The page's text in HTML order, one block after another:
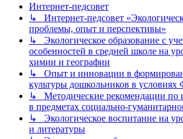
Интернет-педсовет
↳ Интернет-педсовет
проблемы, опыт и перспективы»
↳ Экологическое образование с
особенностей в средней школе на
химии и географии
↳ Опыт и инновации в
культуры дошкольников в
↳ Методические рекомендации по
в предметах социально-
↳ Экологическое воспитание на
и литературы